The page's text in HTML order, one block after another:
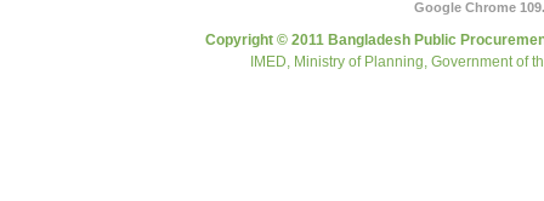
Google Chrome
Copyright © 2011 Bangladesh Public
IMED, Ministry of Planning, Government of